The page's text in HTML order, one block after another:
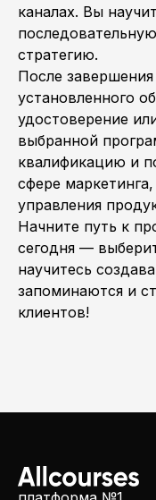
каналах. Вы
стратегию.
После
установленного
удостоверение
выбранной
квалификацию и
сфере
управления
Начните путь к
сегодня —
научитесь
запоминаются и
клиентов!